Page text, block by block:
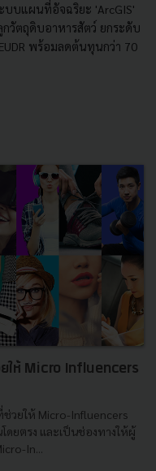
บบแผนที่อัจฉริยะ 'ArcGIS'
วัตถุดิบอาหารสัตว์ ยกระดับ
พร้อมลดต้นทุนกว่า 70
ให้ Micro Influencers
วยให้ Micro-Influencers
ยตรง และเป็นช่องทางให้ผู้
In...